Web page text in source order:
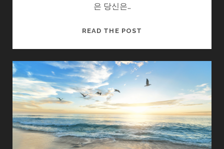
은 당신은…
READ THE POST
익
어
가
고
있
다.